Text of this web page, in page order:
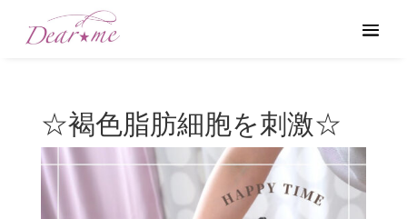
☆褐色脂肪細胞を刺激☆